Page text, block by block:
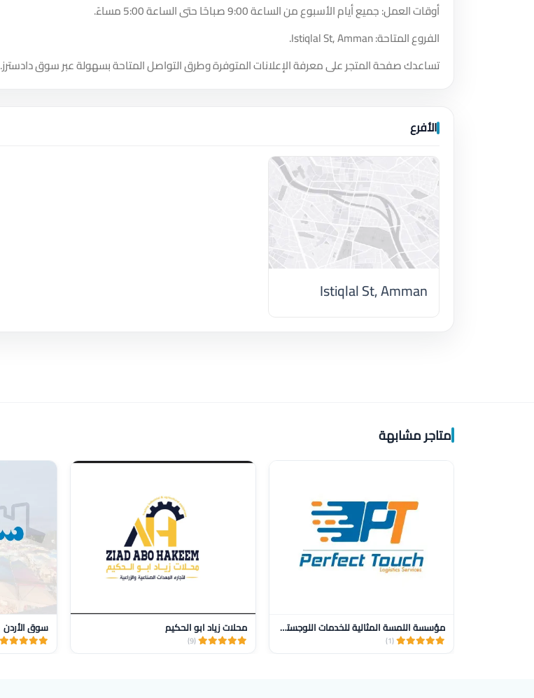
أوقات العمل: جميع أيام الأسبوع من الساعة 9:00 صباحًا حتى الساعة 5:00 مساءً.
الفروع المتاحة: Istiqlal St, Amman.
تساعدك صفحة المتجر على معرفة الإعلانات المتوفرة وطرق التواصل المتاحة بسهولة عبر سوق دادسترز.
الأفرع
Istiqlal St, Amman
متاجر مشابهة
مؤسسة اللمسة المثالية للخدمات اللوجستية للنقل
(1)
محلات زياد ابو الحكيم
(9)
سوق الأردن